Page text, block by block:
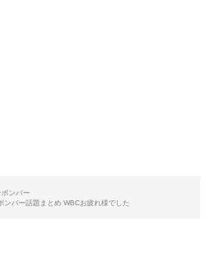
ンバー
ンバー話題まとめ WBCお疲れ様でした